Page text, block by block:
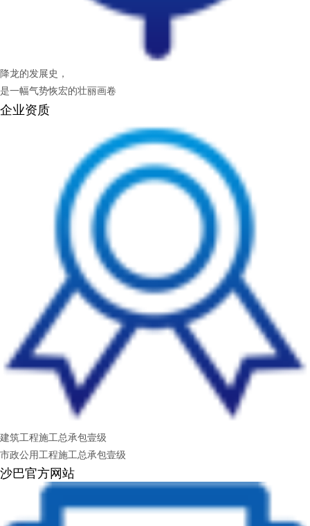
降龙的发展史，
是一幅气势恢宏的壮丽画卷
企业资质
建筑工程施工总承包壹级
市政公用工程施工总承包壹级
沙巴官方网站